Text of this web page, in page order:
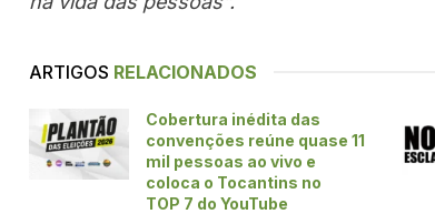
ARTIGOS RELACIONADOS
Cobertura inédita das
convenções reúne quase 11
mil pessoas ao vivo e
coloca o Tocantins no
TOP 7 do YouTube